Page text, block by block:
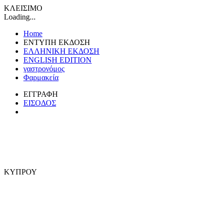
ΚΛΕΙΣΙΜΟ
Loading...
Home
ΕΝΤΥΠΗ ΕΚΔΟΣΗ
ΕΛΛΗΝΙΚΗ ΕΚΔΟΣΗ
ENGLISH EDITION
γαστρονόμος
Φαρμακεία
ΕΓΓΡΑΦΗ
ΕΙΣΟΔΟΣ
ΚΥΠΡΟΥ